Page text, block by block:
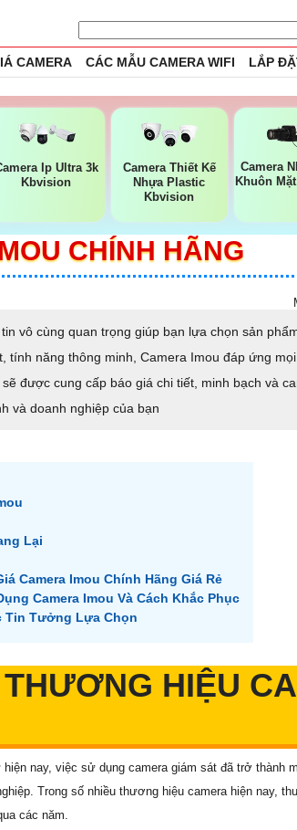
CAMERA CÁC MẪU CAMERA WIFI LẮP
Ip Ultra 3k
Kbvision
Camera Thiết Kế
Nhựa Plastic
Kbvision
Camera
Khuôn
CHÍNH HÃNG
vô cùng quan trọng giúp bạn lựa chọn sản
tính năng thông minh, Camera Imou đáp ứng
được cung cấp báo giá chi tiết, minh bạch và
và doanh nghiệp của bạn
Lại
Camera Imou Chính Hãng Giá Rẻ
Camera Imou Và Cách Khắc Phục
Tin Tưởng Lựa Chọn
HIỆU
nay, việc sử dụng camera giám sát đã trở thành
Trong số nhiều thương hiệu camera hiện nay,
các năm.